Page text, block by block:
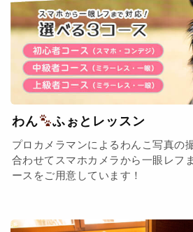
わん ふぉとレッスン
プロカメラマンによるわんこ写真の
合わせてスマホカメラから一眼レフ
ースをご用意しています！